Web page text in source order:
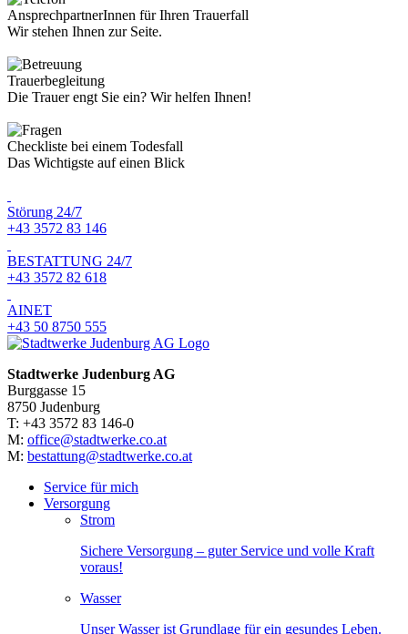
AnsprechpartnerInnen für Ihren Trauerfall
Wir stehen Ihnen zur Seite.
Trauerbegleitung
Die Trauer engt Sie ein? Wir helfen Ihnen!
Checkliste bei einem Todesfall
Das Wichtigste auf einen Blick
Störung 24/7
+43 3572 83 146
BESTATTUNG 24/7
+43 3572 82 618
AINET
+43 50 8750 555
Stadtwerke Judenburg AG
Burggasse 15
8750 Judenburg
T: +43 3572 83 146-0
M: office@stadtwerke.co.at
M: bestattung@stadtwerke.co.at
Service für mich
Versorgung
Strom
Sichere Versorgung – guter Service und volle Kraft
voraus!
Wasser
Unser Wasser ist Grundlage für ein gesundes Leben.